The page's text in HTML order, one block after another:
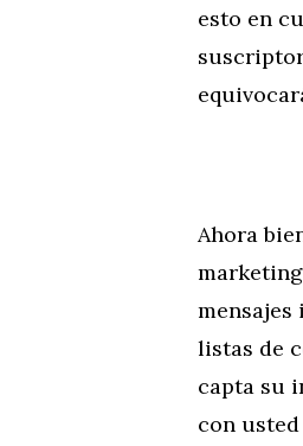
esto en
Ahora
listas de
capta su
con